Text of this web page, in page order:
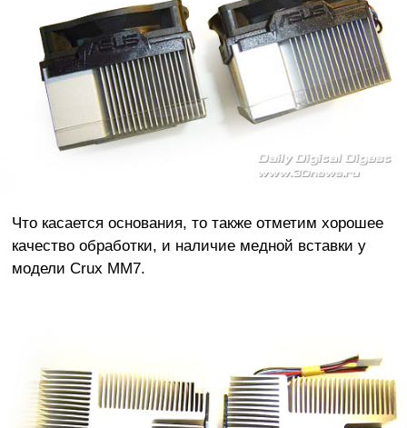
Что касается основания, то также отметим хорошее
качество обработки, и наличие медной вставки у
модели Crux MM7.